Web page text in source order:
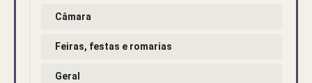
Câmara
Feiras, festas e romarias
Geral